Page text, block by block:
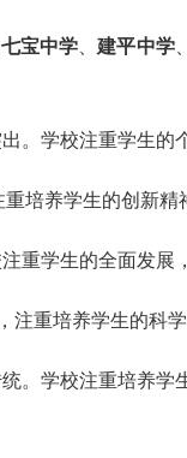
七宝中学 、建平中学、
。学校注重学生的
培养学生的创新精
重学生的全面发展
注重培养学生的科
。学校注重培养学